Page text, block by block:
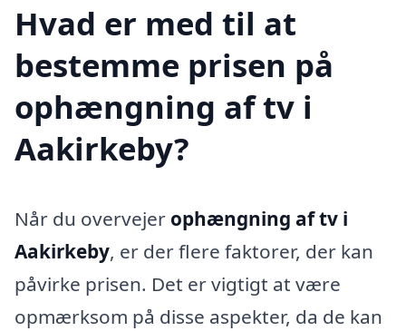
Hvad er med til at
bestemme prisen på
ophængning af tv i
Aakirkeby?
Når du overvejer ophængning af tv i
Aakirkeby, er der flere faktorer, der kan
påvirke prisen. Det er vigtigt at være
opmærksom på disse aspekter, da de kan